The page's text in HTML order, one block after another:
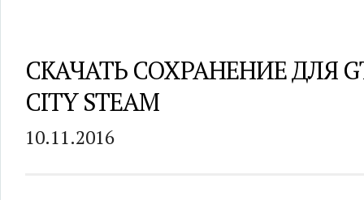
СКАЧАТЬ СОХРАНЕНИЕ ДЛЯ
CITY STEAM
10.11.2016